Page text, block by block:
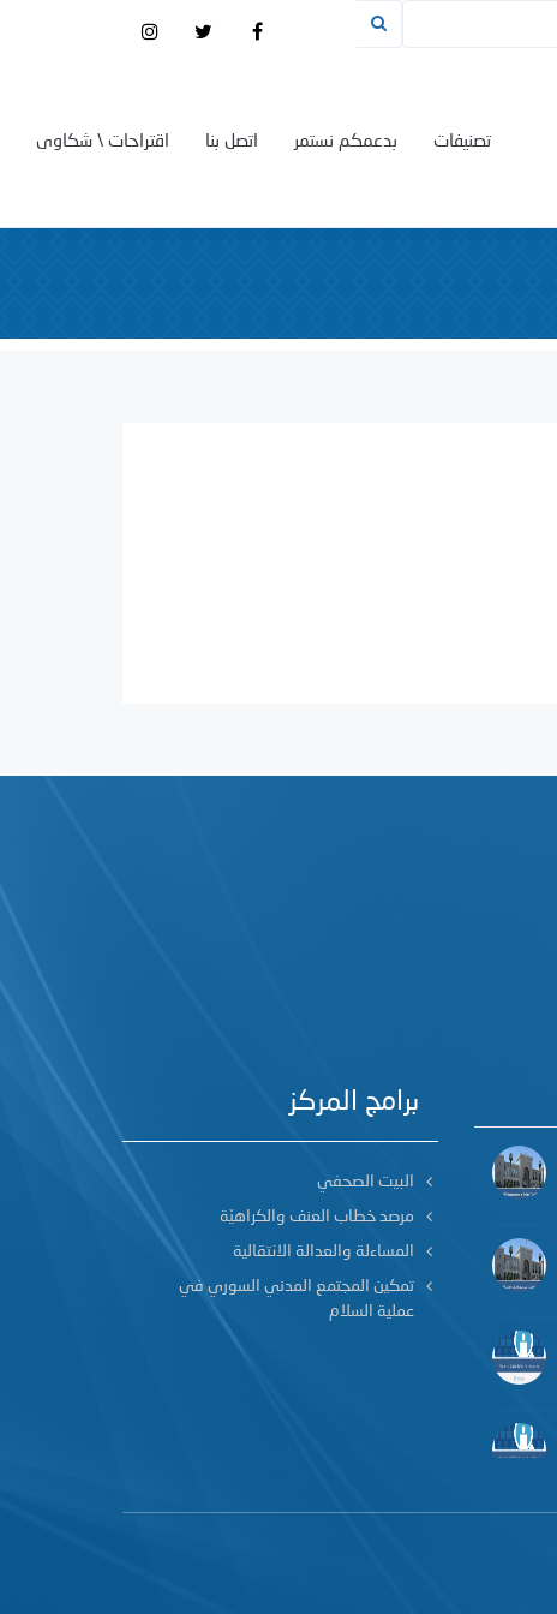
اقتراحات \ شكاوى اتصل بنا بدعمكم نستمر تصنيفات
برامج المركز
البيت الصحفي
مرصد خطاب العنف والكراهيّة
المساءلة والعدالة الانتقالية
تمكين المجتمع المدني السوري في
عملية السلام